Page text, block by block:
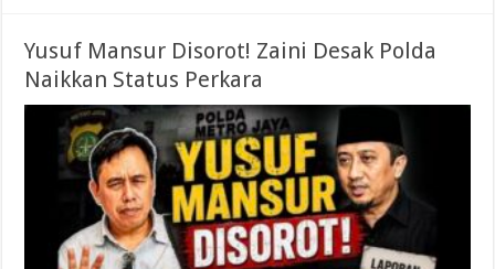
Yusuf Mansur Disorot! Zaini Desak Polda
Naikkan Status Perkara